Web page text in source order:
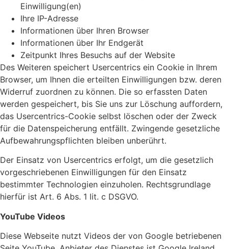
Einwilligung(en)
Ihre IP-Adresse
Informationen über Ihren Browser
Informationen über Ihr Endgerät
Zeitpunkt Ihres Besuchs auf der Website
Des Weiteren speichert Usercentrics ein Cookie in Ihrem
Browser, um Ihnen die erteilten Einwilligungen bzw. deren
Widerruf zuordnen zu können. Die so erfassten Daten
werden gespeichert, bis Sie uns zur Löschung auffordern,
das Usercentrics-Cookie selbst löschen oder der Zweck
für die Datenspeicherung entfällt. Zwingende gesetzliche
Aufbewahrungspflichten bleiben unberührt.
Der Einsatz von Usercentrics erfolgt, um die gesetzlich
vorgeschriebenen Einwilligungen für den Einsatz
bestimmter Technologien einzuholen. Rechtsgrundlage
hierfür ist Art. 6 Abs. 1 lit. c DSGVO.
YouTube Videos
Diese Webseite nutzt Videos der von Google betriebenen